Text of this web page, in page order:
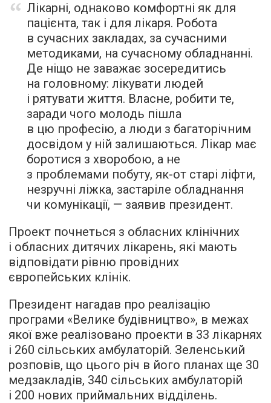
Лікарні, однаково комфортні як для
пацієнта, так і для лікаря. Робота
в сучасних закладах, за сучасними
методиками, на сучасному обладнанні.
Де ніщо не заважає зосередитись
на головному: лікувати людей
і рятувати життя. Власне, робити те,
заради чого молодь пішла
в цю професію, а люди з багаторічним
досвідом у ній залишаються. Лікар має
боротися з хворобою, а не
з проблемами побуту, як-от старі ліфти,
незручні ліжка, застаріле обладнання
чи комунікації, — заявив президент.
Проект почнеться з обласних клінічних
і обласних дитячих лікарень, які мають
відповідати рівню провідних
європейських клінік.
Президент нагадав про реалізацію
програми «Велике будівництво», в межах
якої вже реалізовано проекти в 33 лікарнях
і 260 сільських амбулаторій. Зеленський
розповів, що цього річ в його планах ще 30
медзакладів, 340 сільських амбулаторій
і 200 нових приймальних відділень.